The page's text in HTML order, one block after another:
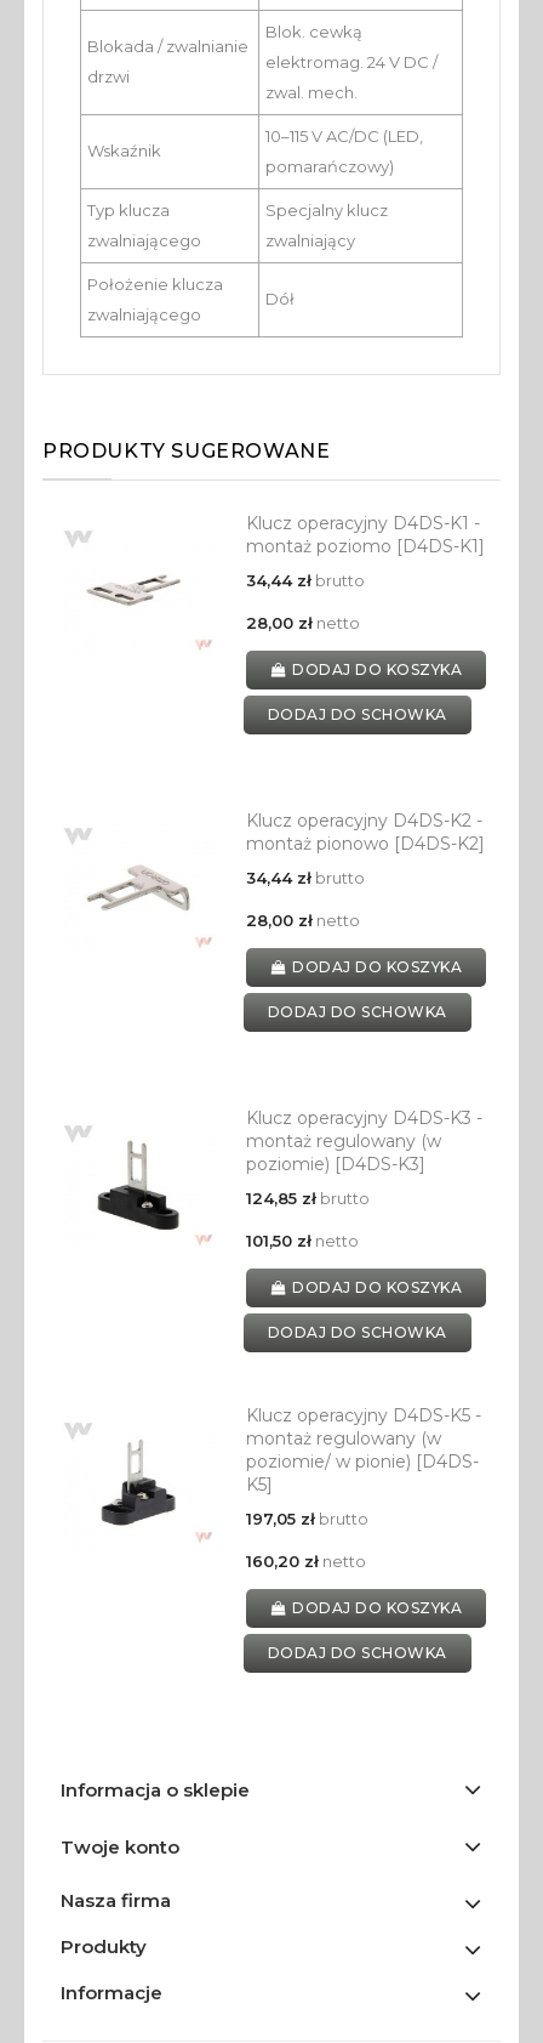
Blokada / zwalnianie
drzwi
Blok. cewką
elektromag. 24 V DC /
zwal. mech.
Wskaźnik
10–115 V AC/DC (LED,
pomarańczowy)
Typ klucza
zwalniającego
Specjalny klucz
zwalniający
Położenie klucza
zwalniającego
Dół
PRODUKTY SUGEROWANE
Klucz operacyjny D4DS-K1 -
montaż poziomo [D4DS-K1]
34,44 złbrutto
28,00 złnetto
DODAJ DO KOSZYKA
DODAJ DO SCHOWKA
Klucz operacyjny D4DS-K2 -
montaż pionowo [D4DS-K2]
34,44 złbrutto
28,00 złnetto
DODAJ DO KOSZYKA
DODAJ DO SCHOWKA
Klucz operacyjny D4DS-K3 -
montaż regulowany (w
poziomie) [D4DS-K3]
124,85 złbrutto
101,50 złnetto
DODAJ DO KOSZYKA
DODAJ DO SCHOWKA
Klucz operacyjny D4DS-K5 -
montaż regulowany (w
poziomie/ w pionie) [D4DS-
K5]
197,05 złbrutto
160,20 złnetto
DODAJ DO KOSZYKA
DODAJ DO SCHOWKA
Informacja o sklepie
Twoje konto
Nasza firma
Produkty
Informacje